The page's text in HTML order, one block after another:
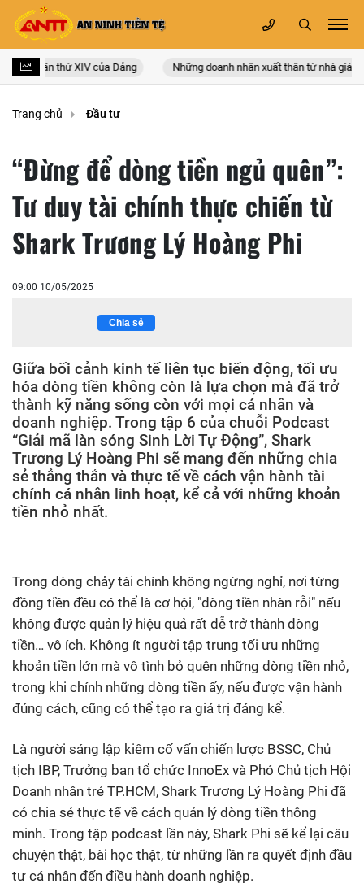
lần thứ XIV của Đảng Những doanh nhân xuất thân từ nhà giáo
Trang chủ Đầu tư
“Đừng để dòng tiền ngủ quên”:
Tư duy tài chính thực chiến từ
Shark Trương Lý Hoàng Phi
09:00 10/05/2025
Chia sẻ
Giữa bối cảnh kinh tế liên tục biến động, tối ưu
hóa dòng tiền không còn là lựa chọn mà đã trở
thành kỹ năng sống còn với mọi cá nhân và
doanh nghiệp. Trong tập 6 của chuỗi Podcast
“Giải mã làn sóng Sinh Lời Tự Động”, Shark
Trương Lý Hoàng Phi sẽ mang đến những chia
sẻ thẳng thắn và thực tế về cách vận hành tài
chính cá nhân linh hoạt, kể cả với những khoản
tiền nhỏ nhất.
Trong dòng chảy tài chính không ngừng nghỉ, nơi từng
đồng tiền đều có thể là cơ hội, "dòng tiền nhàn rỗi" nếu
không được quản lý hiệu quả rất dễ trở thành dòng
tiền… vô ích. Không ít người tập trung tối ưu những
khoản tiền lớn mà vô tình bỏ quên những dòng tiền nhỏ,
trong khi chính những dòng tiền ấy, nếu được vận hành
đúng cách, cũng có thể tạo ra giá trị đáng kể.
Là người sáng lập kiêm cố vấn chiến lược BSSC, Chủ
tịch IBP, Trưởng ban tổ chức InnoEx và Phó Chủ tịch Hội
Doanh nhân trẻ TP.HCM, Shark Trương Lý Hoàng Phi đã
có chia sẻ thực tế về cách quản lý dòng tiền thông
minh. Trong tập podcast lần này, Shark Phi sẽ kể lại câu
chuyện thật, bài học thật, từ những lần ra quyết định đầu
tư cá nhân đến điều hành doanh nghiệp.